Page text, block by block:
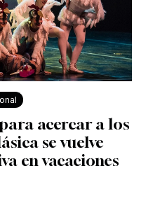
acercar a los
se vuelve
en vacaciones